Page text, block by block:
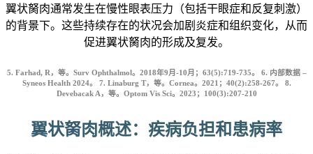
翼状胬肉通常发生在慢性眼表压力（包括干眼症和反复刺激）
的背景下。这些持续存在的状况会加剧炎症和组织变化，从而
促进翼状胬肉的形成及复发。
5. Farhad, R，等。Surv Ophthalmol。2018年9月-10月；63(5):719-735。 6. 内部数据 –
Syneos Health 2024。 7. Linaburg T，等。Cornea。2021；40(2):258-267。 8.
Devebacak A，等。Optom Vis Sci。2023；100(3):207-210
翼状胬肉概述：疾病负担和患病率